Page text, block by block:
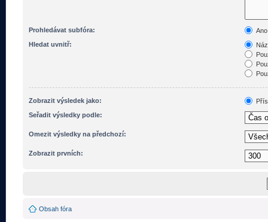
Prohledávat subfóra:
Ano
Hledat uvnitř:
Zobrazit výsledek jako:
Seřadit výsledky podle:
Omezit výsledky na předchozí:
Zobrazit prvních:
Obsah fóra